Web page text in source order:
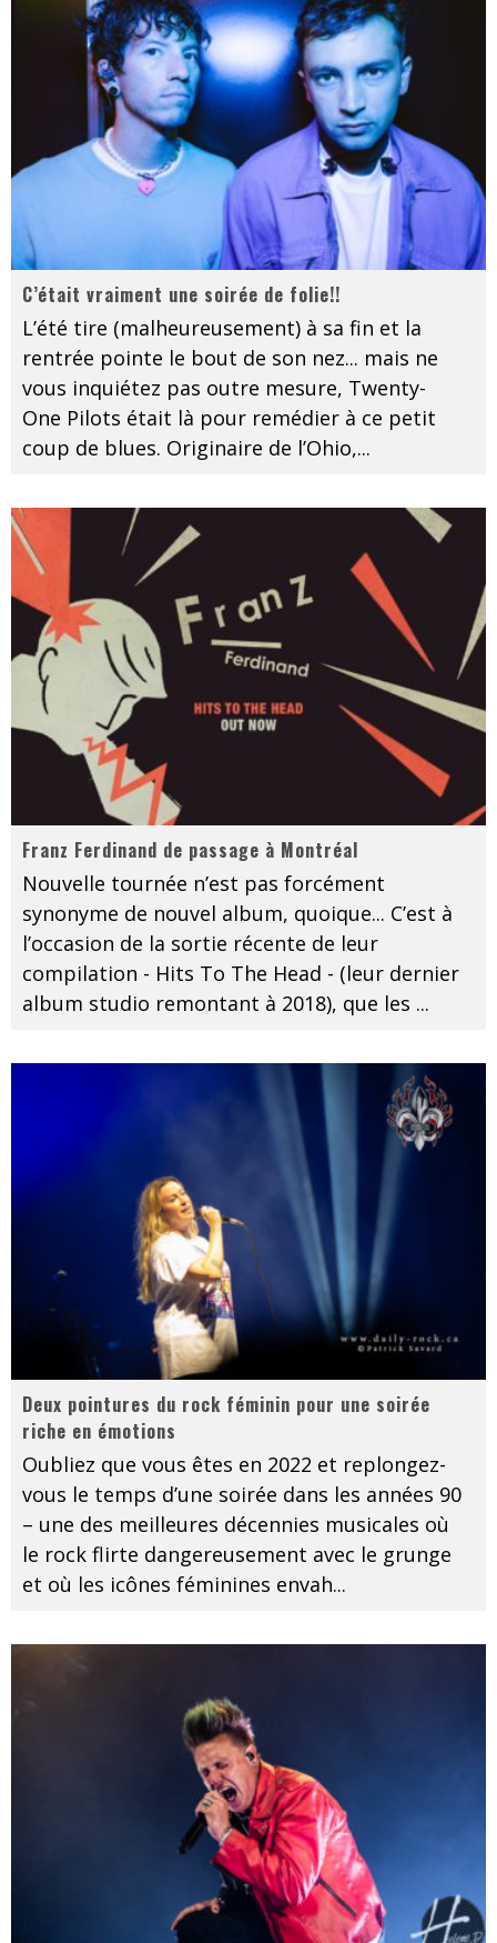
C’était vraiment une soirée de folie!!
L’été tire (malheureusement) à sa fin et la
rentrée pointe le bout de son nez... mais ne
vous inquiétez pas outre mesure, Twenty-
One Pilots était là pour remédier à ce petit
coup de blues. Originaire de l’Ohio,...
Franz Ferdinand de passage à Montréal
Nouvelle tournée n’est pas forcément
synonyme de nouvel album, quoique... C’est à
l’occasion de la sortie récente de leur
compilation - Hits To The Head - (leur dernier
album studio remontant à 2018), que les ...
Deux pointures du rock féminin pour une soirée
riche en émotions
Oubliez que vous êtes en 2022 et replongez-
vous le temps d’une soirée dans les années 90
– une des meilleures décennies musicales où
le rock flirte dangereusement avec le grunge
et où les icônes féminines envah...